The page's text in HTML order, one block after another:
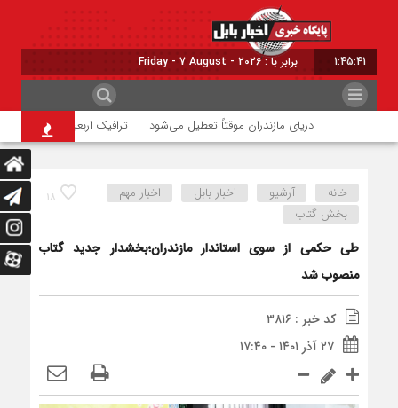
1:45:41 برابر با : Friday - 7 August - 2026
دریای مازندران موقتاً تعطیل می‌شود ترافیک اربعینی در جاده‌های
۱۸ خانه آرشیو اخبار بابل
اخبار مهم
بخش گتاب
طی حکمی از سوی استاندار مازندران؛بخشدار جدید گتاب
منصوب شد
کد خبر : ۳۸۱۶
۲۷ آذر ۱۴۰۱ - ۱۷:۴۰